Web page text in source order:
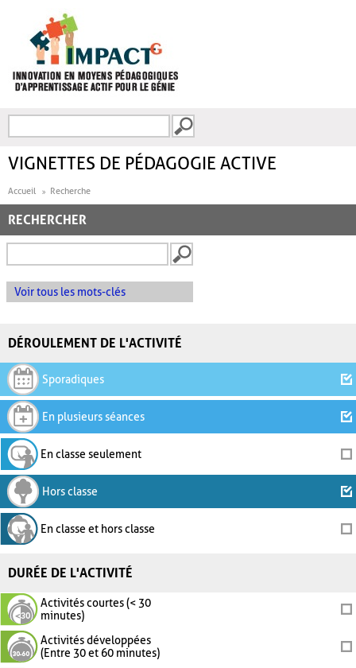
FORMULAIRE DE
VIGNETTES DE PÉDAGOGIE ACTIVE
Accueil Recherche
RECHERCHER
Voir tous les mots-clés
DÉROULEMENT DE L'ACTIVITÉ
Sporadiques
En plusieurs séances
En classe seulement
Hors classe
En classe et hors classe
DURÉE DE L'ACTIVITÉ
Activités courtes (< 30
minutes)
Activités développées
(Entre 30 et 60 minutes)